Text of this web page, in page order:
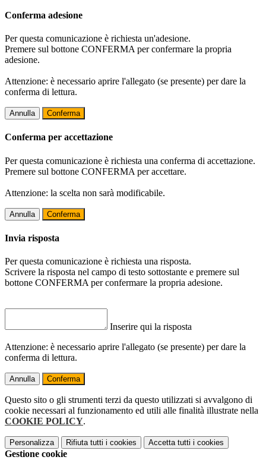
Conferma adesione
Per questa comunicazione è richiesta un'adesione.
Premere sul bottone CONFERMA per confermare la propria
adesione.
Attenzione: è necessario aprire l'allegato (se presente) per dare la
conferma di lettura.
Annulla Conferma
Conferma per accettazione
Per questa comunicazione è richiesta una conferma di accettazione.
Premere sul bottone CONFERMA per accettare.
Attenzione: la scelta non sarà modificabile.
Annulla Conferma
Invia risposta
Per questa comunicazione è richiesta una risposta.
Scrivere la risposta nel campo di testo sottostante e premere sul
bottone CONFERMA per confermare la propria adesione.
Inserire qui la risposta
Attenzione: è necessario aprire l'allegato (se presente) per dare la
conferma di lettura.
Annulla Conferma
Questo sito o gli strumenti terzi da questo utilizzati si avvalgono di
cookie necessari al funzionamento ed utili alle finalità illustrate nella
COOKIE POLICY.
Personalizza Rifiuta tutti i cookies Accetta tutti i cookies
Gestione cookie